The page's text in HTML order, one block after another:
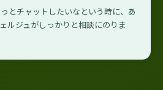
とチャットしたいなという時に、あ
ルジュがしっかりと相談にのりま